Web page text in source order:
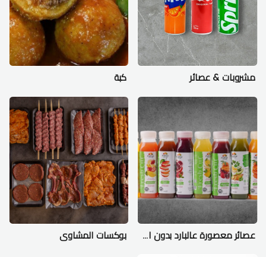
مشروبات & عصائر كبة
عصائر معصورة عالبارد بدون اضافة سكر بوكسات المشاوى